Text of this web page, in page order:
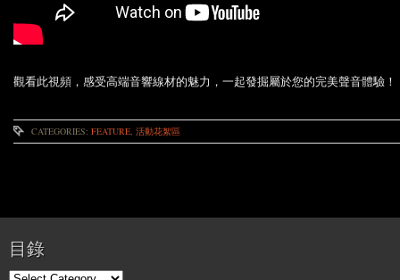
觀看此視頻，感受高端音響線材的魅力，一起發掘屬於您的完美聲音體驗！
CATEGORIES: FEATURE, 活動花絮區
目錄
目